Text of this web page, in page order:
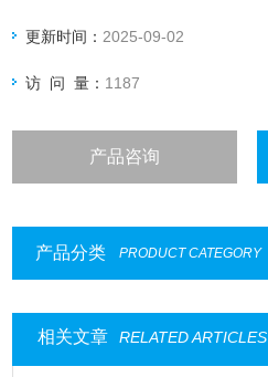
更新时间： 2025-09-02
访 问 量： 1187
产品咨询
产品分类 PRODUCT CATEGORY
相关文章 RELATED ARTICLES